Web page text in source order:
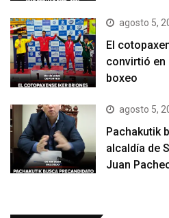
agosto 5,
El
convirtió en
boxeo
agosto 5,
Pachakutik
alcaldía de
Juan